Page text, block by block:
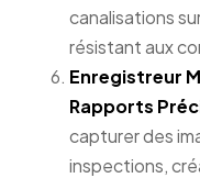
canalisations
résistant aux
Enregistreur
Rapports
capturer des
inspections,